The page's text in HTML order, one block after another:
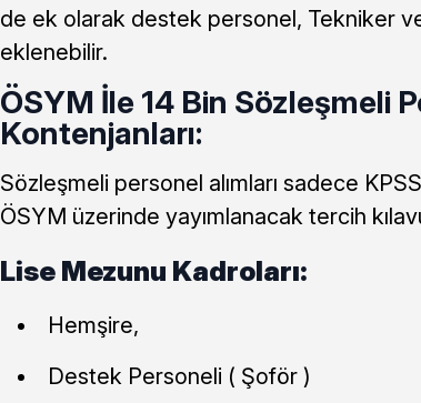
de ek olarak destek personel, Tekniker
eklenebilir.
ÖSYM İle 14 Bin Sözleşmeli
Kontenjanları:
Sözleşmeli personel alımları sadece
ÖSYM üzerinde yayımlanacak tercih
Lise Mezunu Kadroları:
Hemşire,
Destek Personeli ( Şoför )